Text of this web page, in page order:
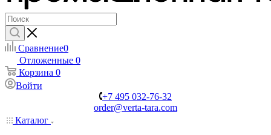
Сравнение0
Отложенные 0
Корзина 0
Войти
+7 495 032-76-32
order@verta-tara.com
Каталог